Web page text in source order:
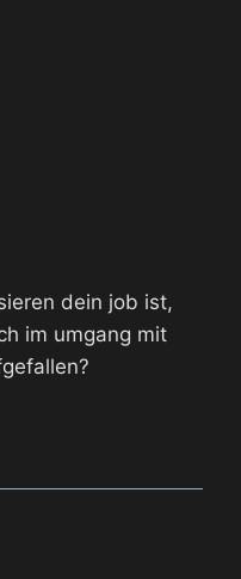
dein job ist,
im umgang mit